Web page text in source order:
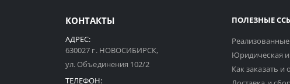
КОНТАКТЫ
АДРЕС:
630027 г. НОВОСИБИРСК,
ул. Объединения 102/2
ТЕЛЕФОН:
ПОЛЕЗНЫЕ
Юридическая
Как заказать и